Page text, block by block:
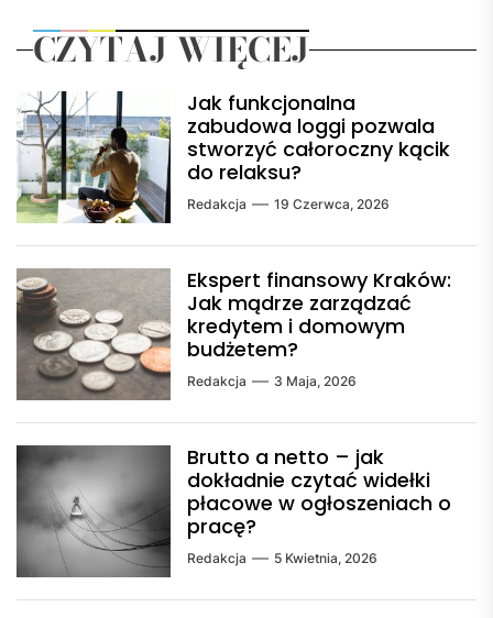
CZYTAJ WIĘCEJ
Jak funkcjonalna
zabudowa loggi pozwala
stworzyć całoroczny kącik
do relaksu?
Redakcja 19 Czerwca, 2026
Ekspert finansowy Kraków:
Jak mądrze zarządzać
kredytem i domowym
budżetem?
Redakcja 3 Maja, 2026
Brutto a netto – jak
dokładnie czytać widełki
płacowe w ogłoszeniach o
pracę?
Redakcja 5 Kwietnia, 2026